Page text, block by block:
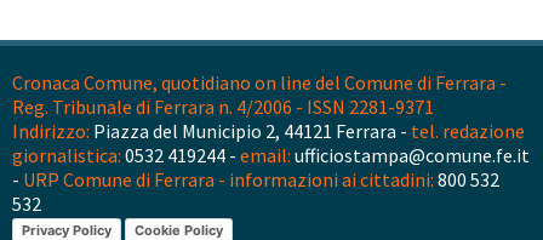
Cronaca Comune, quotidiano on line del Comune di Ferrara -
Reg. Tribunale di Ferrara n. 4/2006 - ISSN 2281-9371
Indirizzo: Piazza del Municipio 2, 44121 Ferrara - tel. redazione
giornalistica: 0532 419244 - email: ufficiostampa@comune.fe.it
- URP Comune di Ferrara - informazioni ai cittadini: 800 532
532
Privacy Policy Cookie Policy